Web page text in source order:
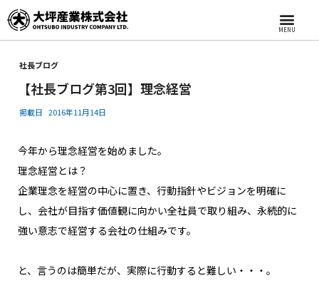
MENU
社長ブログ
【社長ブログ第3回】理念経営
掲載日 2016年11月14日
今年から理念経営を始めました。
理念経営とは？
企業理念を経営の中心に置き、行動指針やビジョンを明確に
し、会社が目指す価値観に向かい全社員で取り組み、永続的に
強い意志で経営する会社の仕組みです。
と、言うのは簡単だが、実際に行動すると難しい・・・。